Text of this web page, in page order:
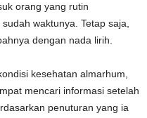
orang yang rutin
waktunya. Tetap saja,
dengan nada lirih.
kesehatan almarhum,
mencari informasi setelah
penuturan yang ia